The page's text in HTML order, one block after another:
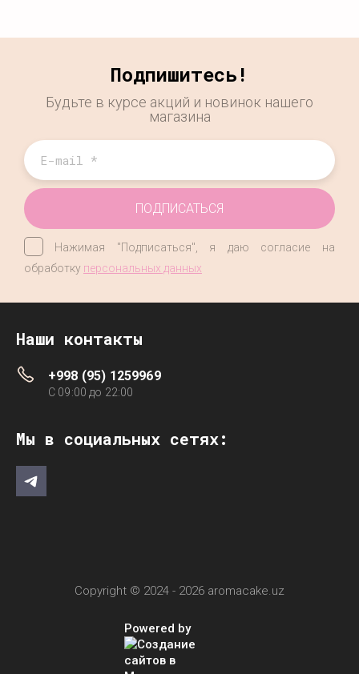
Подпишитесь!
Будьте в курсе акций и новинок нашего
магазина
Нажимая "Подписаться", я даю согласие на
обработку персональных данных
ПОДПИСАТЬСЯ
Наши контакты
+998 (95) 1259969
C 09:00 до 22:00
Мы в социальных сетях:
Copyright © 2024 - 2026 aromacake.uz
Powered by